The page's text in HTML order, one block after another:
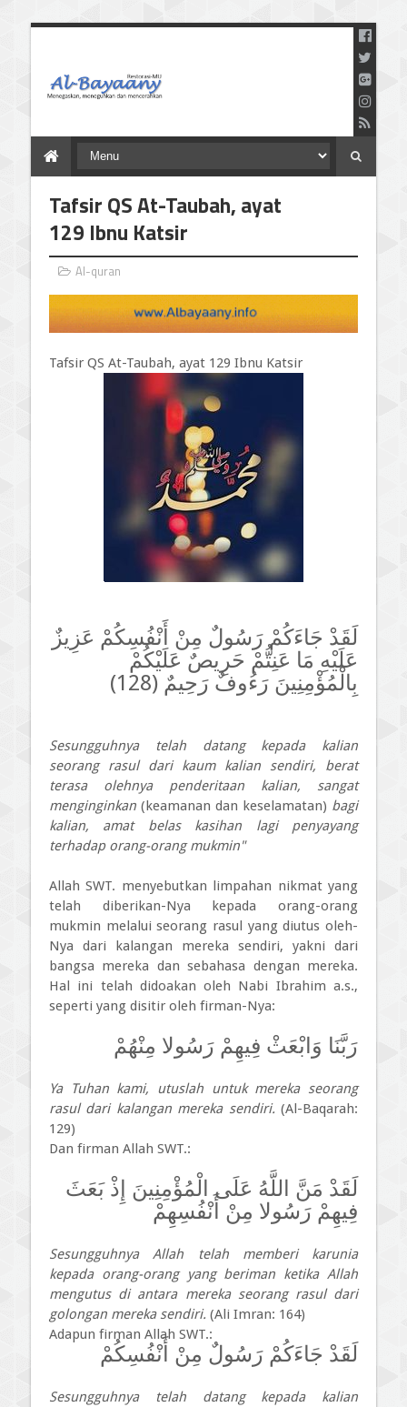
dan Mencerahkan
Tafsir QS At-Taubah, ayat
129 Ibnu Katsir
Al-quran
Tafsir QS At-Taubah, ayat 129 Ibnu Katsir
لَقَدْ جَاءَكُمْ رَسُولٌ مِنْ أَنْفُسِكُمْ عَزِيزٌ
عَلَيْهِ مَا عَنِتُّمْ حَرِيصٌ عَلَيْكُمْ
بِالْمُؤْمِنِينَ رَءُوفٌ رَحِيمٌ (128)
Sesungguhnya telah datang kepada kalian
seorang rasul dari kaum kalian sendiri, berat
terasa olehnya penderitaan kalian, sangat
menginginkan (keamanan dan keselamatan) bagi
kalian, amat belas kasihan lagi penyayang
terhadap orang-orang mukmin"
Allah SWT. menyebutkan limpahan nikmat yang
telah diberikan-Nya kepada orang-orang
mukmin melalui seorang rasul yang diutus oleh­
Nya dari kalangan mereka sendiri, yakni dari
bangsa mereka dan sebahasa dengan mereka.
Hal ini telah didoakan oleh Nabi Ibrahim a.s.,
seperti yang disitir oleh firman-Nya:
رَبَّنَا وَابْعَثْ فِيهِمْ رَسُولا مِنْهُمْ
Ya Tuhan kami, utuslah untuk mereka seorang
rasul dari kalangan mereka sendiri. (Al-Baqarah:
129)
Dan firman Allah SWT.:
لَقَدْ مَنَّ اللَّهُ عَلَى الْمُؤْمِنِينَ إِذْ بَعَثَ
فِيهِمْ رَسُولا مِنْ أَنْفُسِهِمْ
Sesungguhnya Allah telah memberi karunia
kepada orang-orang yang beriman ketika Allah
mengutus di antara mereka seorang rasul dari
golongan mereka sendiri. (Ali Imran: 164)
Adapun firman Allah SWT.:
لَقَدْ جَاءَكُمْ رَسُولٌ مِنْ أَنْفُسِكُمْ
Sesungguhnya telah datang kepada kalian